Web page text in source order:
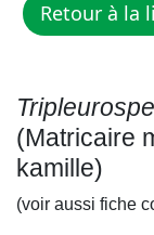
(Matricaire
kamille)
(voir aussi fiche